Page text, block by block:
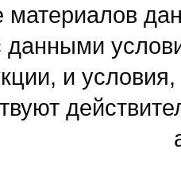
материалов
данными
и